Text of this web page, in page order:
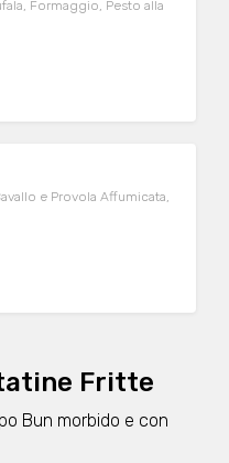
Formaggio, Pesto alla
e Provola Affumicata,
Fritte
Bun morbido e con